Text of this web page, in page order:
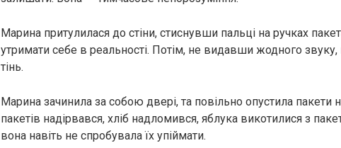
Марина притулилася до стіни, стиснувши пальці на ручках
утримати себе в реальності. Потім, не видавши жодного
тінь.
Марина зачинила за собою двері, та повільно опустила пакети
пакетів надірвався, хліб надломився, яблука викотилися з
вона навіть не спробувала їх упіймати.